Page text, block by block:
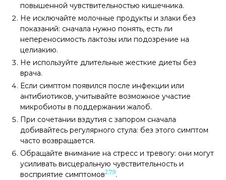
повышенной чувствительностью кишечника.
Не исключайте молочные продукты и злаки без
показаний: сначала нужно понять, есть ли
непереносимость лактозы или подозрение на
целиакию.
Не используйте длительные жесткие диеты без
врача.
Если симптом появился после инфекции или
антибиотиков, учитывайте возможное участие
микробиоты в поддержании жалоб.
При сочетании вздутия с запором сначала
добивайтесь регулярного стула: без этого симптом
часто возвращается.
Обращайте внимание на стресс и тревогу: они могут
усиливать висцеральную чувствительность и
восприятие симптомов2,7,9.